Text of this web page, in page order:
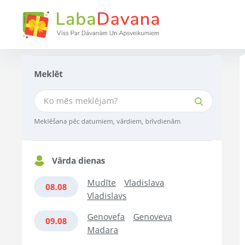
Meklēt
Meklēšana pēc datumiem, vārdiem, brīvdienām
Vārda dienas
08.08 Mudīte
Vladislava
Vladislavs
09.08 Genovefa
Genoveva
Madara